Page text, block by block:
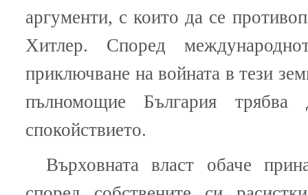
аргументи, с които да се
Хитлер. Според
приключване на войната в тези
пълномощие България
спокойствието.
Върховната власт обаче